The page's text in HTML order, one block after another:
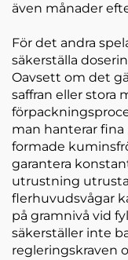
även månader
För det andra
säkerställa
Oavsett om det
saffran eller stora
man hanterar
formade
garantera
utrustning
flerhuvudsvågar
på gramnivå vid
säkerställer inte
regleringskraven